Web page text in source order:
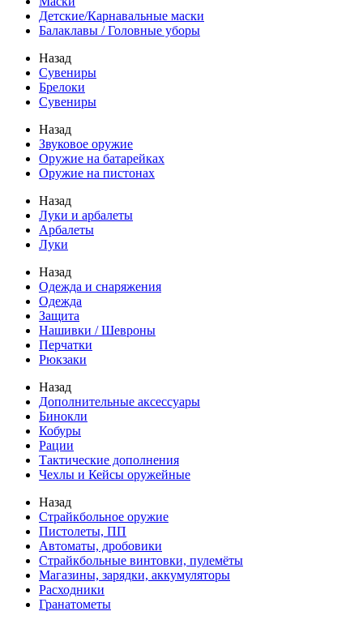
Детские/Карнавальные маски
Балаклавы / Головные уборы
Назад
Сувениры
Брелоки
Сувениры
Назад
Звуковое оружие
Оружие на батарейках
Оружие на пистонах
Назад
Луки и арбалеты
Арбалеты
Луки
Назад
Одежда и снаряжения
Одежда
Защита
Нашивки / Шевроны
Перчатки
Рюкзаки
Назад
Дополнительные аксессуары
Бинокли
Кобуры
Рации
Тактические дополнения
Чехлы и Кейсы оружейные
Назад
Страйкбольное оружие
Пистолеты, ПП
Автоматы, дробовики
Страйкбольные винтовки, пулемёты
Магазины, зарядки, аккумуляторы
Расходники
Гранатометы